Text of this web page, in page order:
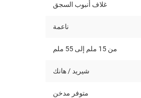
غلاف أنبوب السجق
ناعمة
من 15 ملم إلى 55 ملم
شيريد / هانك
متوفر مدخن